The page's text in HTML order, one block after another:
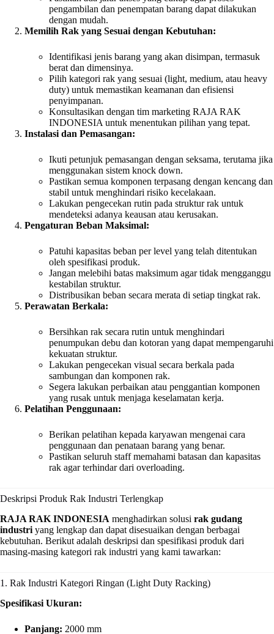
pengambilan dan penempatan barang dapat dilakukan
dengan mudah.
Memilih Rak yang Sesuai dengan Kebutuhan:
Identifikasi jenis barang yang akan disimpan, termasuk
berat dan dimensinya.
Pilih kategori rak yang sesuai (light, medium, atau heavy
duty) untuk memastikan keamanan dan efisiensi
penyimpanan.
Konsultasikan dengan tim marketing RAJA RAK
INDONESIA untuk menentukan pilihan yang tepat.
Instalasi dan Pemasangan:
Ikuti petunjuk pemasangan dengan seksama, terutama jika
menggunakan sistem knock down.
Pastikan semua komponen terpasang dengan kencang dan
stabil untuk menghindari risiko kecelakaan.
Lakukan pengecekan rutin pada struktur rak untuk
mendeteksi adanya keausan atau kerusakan.
Pengaturan Beban Maksimal:
Patuhi kapasitas beban per level yang telah ditentukan
oleh spesifikasi produk.
Jangan melebihi batas maksimum agar tidak mengganggu
kestabilan struktur.
Distribusikan beban secara merata di setiap tingkat rak.
Perawatan Berkala:
Bersihkan rak secara rutin untuk menghindari
penumpukan debu dan kotoran yang dapat mempengaruhi
kekuatan struktur.
Lakukan pengecekan visual secara berkala pada
sambungan dan komponen rak.
Segera lakukan perbaikan atau penggantian komponen
yang rusak untuk menjaga keselamatan kerja.
Pelatihan Penggunaan:
Berikan pelatihan kepada karyawan mengenai cara
penggunaan dan penataan barang yang benar.
Pastikan seluruh staff memahami batasan dan kapasitas
rak agar terhindar dari overloading.
Deskripsi Produk Rak Industri Terlengkap
RAJA RAK INDONESIA menghadirkan solusi rak gudang
industri yang lengkap dan dapat disesuaikan dengan berbagai
kebutuhan. Berikut adalah deskripsi dan spesifikasi produk dari
masing-masing kategori rak industri yang kami tawarkan:
1. Rak Industri Kategori Ringan (Light Duty Racking)
Spesifikasi Ukuran:
Panjang: 2000 mm